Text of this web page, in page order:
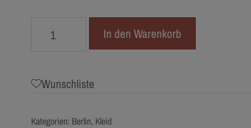
Sposa
In den Warenkorb
Wunschliste
Kategorien: Berlin, Kleid